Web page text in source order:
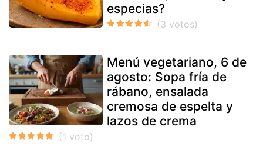
especias?
Menú vegetariano, 6 de
agosto: Sopa fría de
rábano, ensalada
cremosa de espelta y
lazos de crema